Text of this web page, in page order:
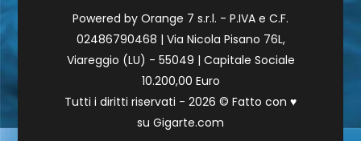
Powered by Orange 7 s.r.l. - P.IVA e C.F.
02486790468 | Via Nicola Pisano 76L,
Viareggio (LU) - 55049 | Capitale Sociale
10.200,00 Euro
Tutti i diritti riservati - 2026 © Fatto con ♥
su Gigarte.com